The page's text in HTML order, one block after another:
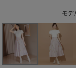
モデ
モ
モ
モ
モ
モデル身長：
モデル身長：
モデル身長：
モデル身長：
モデル身長：
モデル身長：